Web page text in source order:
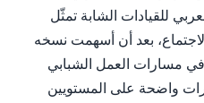
للقيادات الشابة تمثّل
بعد أن أسهمت نسخه
مسارات العمل الشبابي
واضحة على المستويين